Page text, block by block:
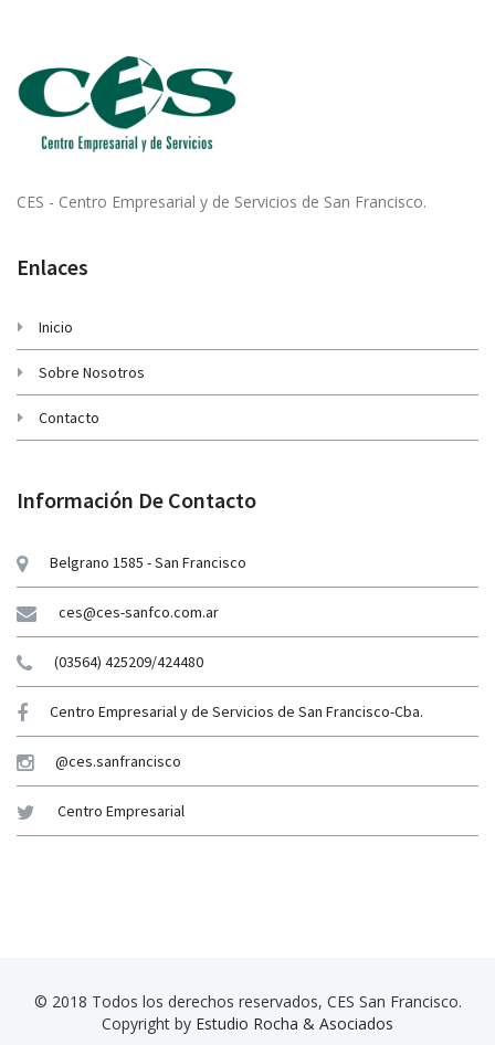
CES - Centro Empresarial y de Servicios de San Francisco.
Enlaces
Inicio
Sobre Nosotros
Contacto
Información De Contacto
Belgrano 1585 - San Francisco
ces@ces-sanfco.com.ar
(03564) 425209/424480
Centro Empresarial y de Servicios de San Francisco-Cba.
@ces.sanfrancisco
Centro Empresarial
© 2018 Todos los derechos reservados, CES San Francisco.
Copyright by Estudio Rocha & Asociados